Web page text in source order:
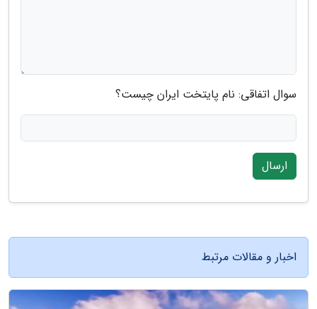
سوال اتفاقی: نام پایتخت ایران چیست؟
ارسال
اخبار و مقالات مرتبط